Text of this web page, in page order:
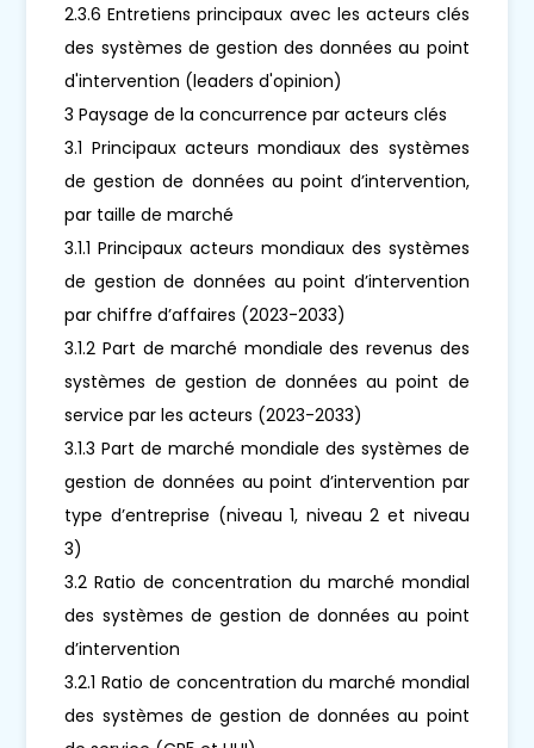
2.3.6 Entretiens principaux avec les acteurs clés
des systèmes de gestion des données au point
d'intervention (leaders d'opinion)
3 Paysage de la concurrence par acteurs clés
3.1 Principaux acteurs mondiaux des systèmes
de gestion de données au point d’intervention,
par taille de marché
3.1.1 Principaux acteurs mondiaux des systèmes
de gestion de données au point d’intervention
par chiffre d’affaires (2023-2033)
3.1.2 Part de marché mondiale des revenus des
systèmes de gestion de données au point de
service par les acteurs (2023-2033)
3.1.3 Part de marché mondiale des systèmes de
gestion de données au point d’intervention par
type d’entreprise (niveau 1, niveau 2 et niveau
3)
3.2 Ratio de concentration du marché mondial
des systèmes de gestion de données au point
d’intervention
3.2.1 Ratio de concentration du marché mondial
des systèmes de gestion de données au point